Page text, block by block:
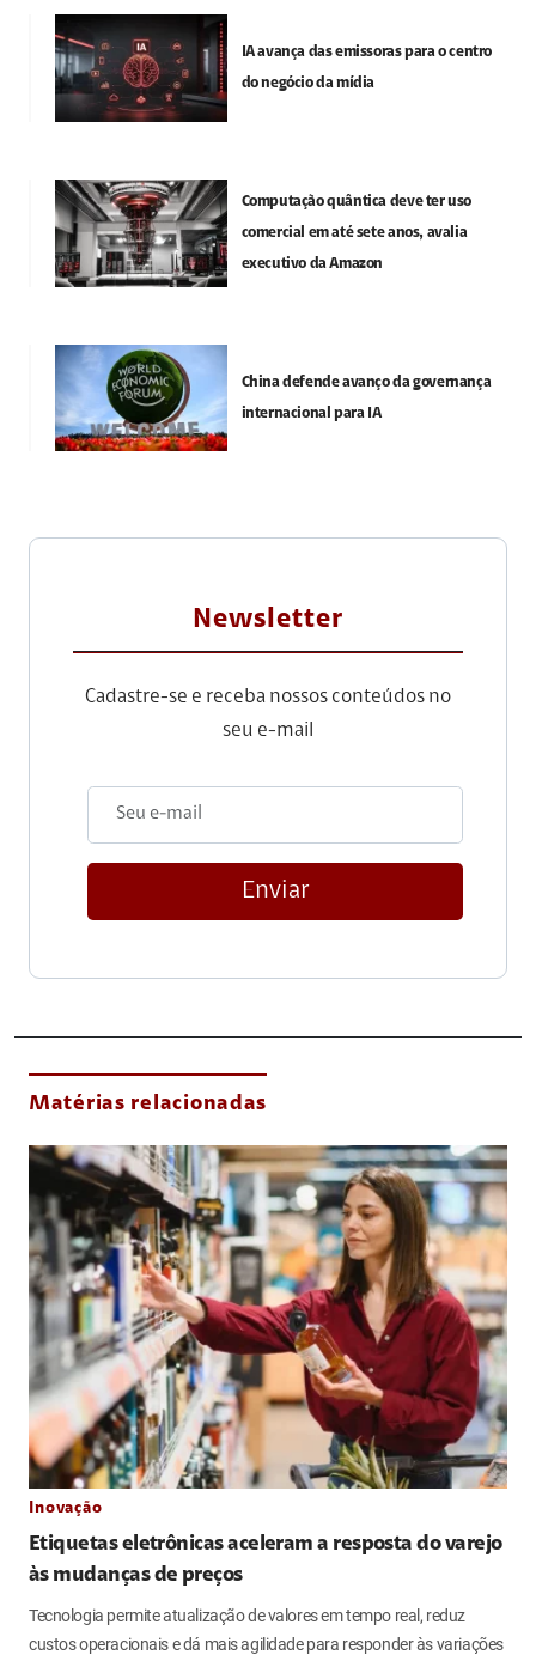
IA avança das emissoras para o centro
do negócio da mídia
Computação quântica deve ter uso
comercial em até sete anos, avalia
executivo da Amazon
China defende avanço da governança
internacional para IA
Newsletter
Cadastre-se e receba nossos conteúdos no
seu e-mail
Enviar
Matérias relacionadas
Inovação
Etiquetas eletrônicas aceleram a resposta do varejo
às mudanças de preços
Tecnologia permite atualização de valores em tempo real, reduz
custos operacionais e dá mais agilidade para responder às variações